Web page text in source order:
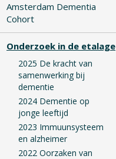
Amsterdam Dementia
Cohort
Onderzoek in de etalage
2025 De kracht van
samenwerking bij
dementie
2024 Dementie op
jonge leeftijd
2023 Immuunsysteem
en alzheimer
2022 Oorzaken van